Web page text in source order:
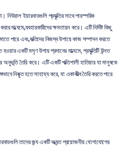
নিউরাল ইয়ারবাডগুলি প্রযুক্তির সাথে পারস্পরিক
মাধ্যমে ব্যবহারকারীদের ক্ষমতায়ন করে। এটি নির্দিষ্ট কিছু
পারে এবং ব্যক্তিদের নিজস্ব উপায়ে কাজ সম্পাদন করতে
একটি মসৃণ উপায় প্রদানের মাধ্যমে, প্রযুক্তিটি উন্নত
অনুভূতি তৈরি করে। এটি একটি শক্তিশালী হাতিয়ার যা মানুষকে
নিযুক্ত হতে সাহায্য করে, যা একাকীত্ব তৈরি করতে পারে
তাদের জন্য একটি অত্যন্ত প্রয়োজনীয় যোগাযোগের